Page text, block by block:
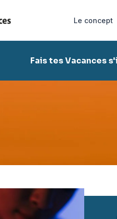
Le concept
Fais tes Vacances